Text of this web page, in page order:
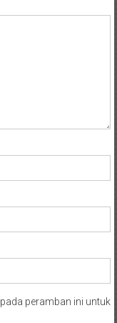
peramban ini untuk